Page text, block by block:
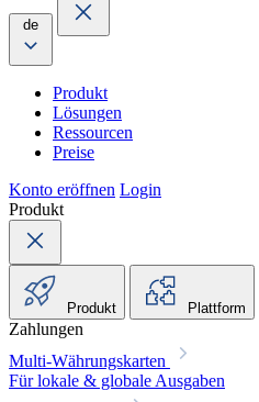
de
Produkt
Lösungen
Ressourcen
Preise
Konto eröffnen Login
Produkt
Produkt Plattform
Zahlungen
Multi-Währungskarten
Für lokale & globale Ausgaben